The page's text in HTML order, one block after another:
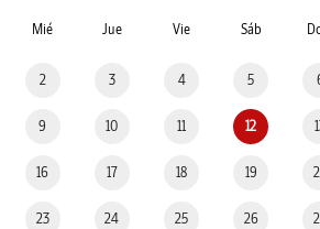
Mié Jue Vie Sáb
2 3 4 5
9 10 11 12
16 17 18 19
23 24 25 26